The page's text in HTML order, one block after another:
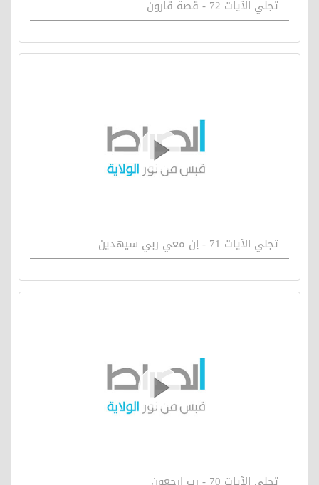
تجلي الآيات 72 - قصة قارون
تجلي الآيات 71 - إن معي ربي سيهدين